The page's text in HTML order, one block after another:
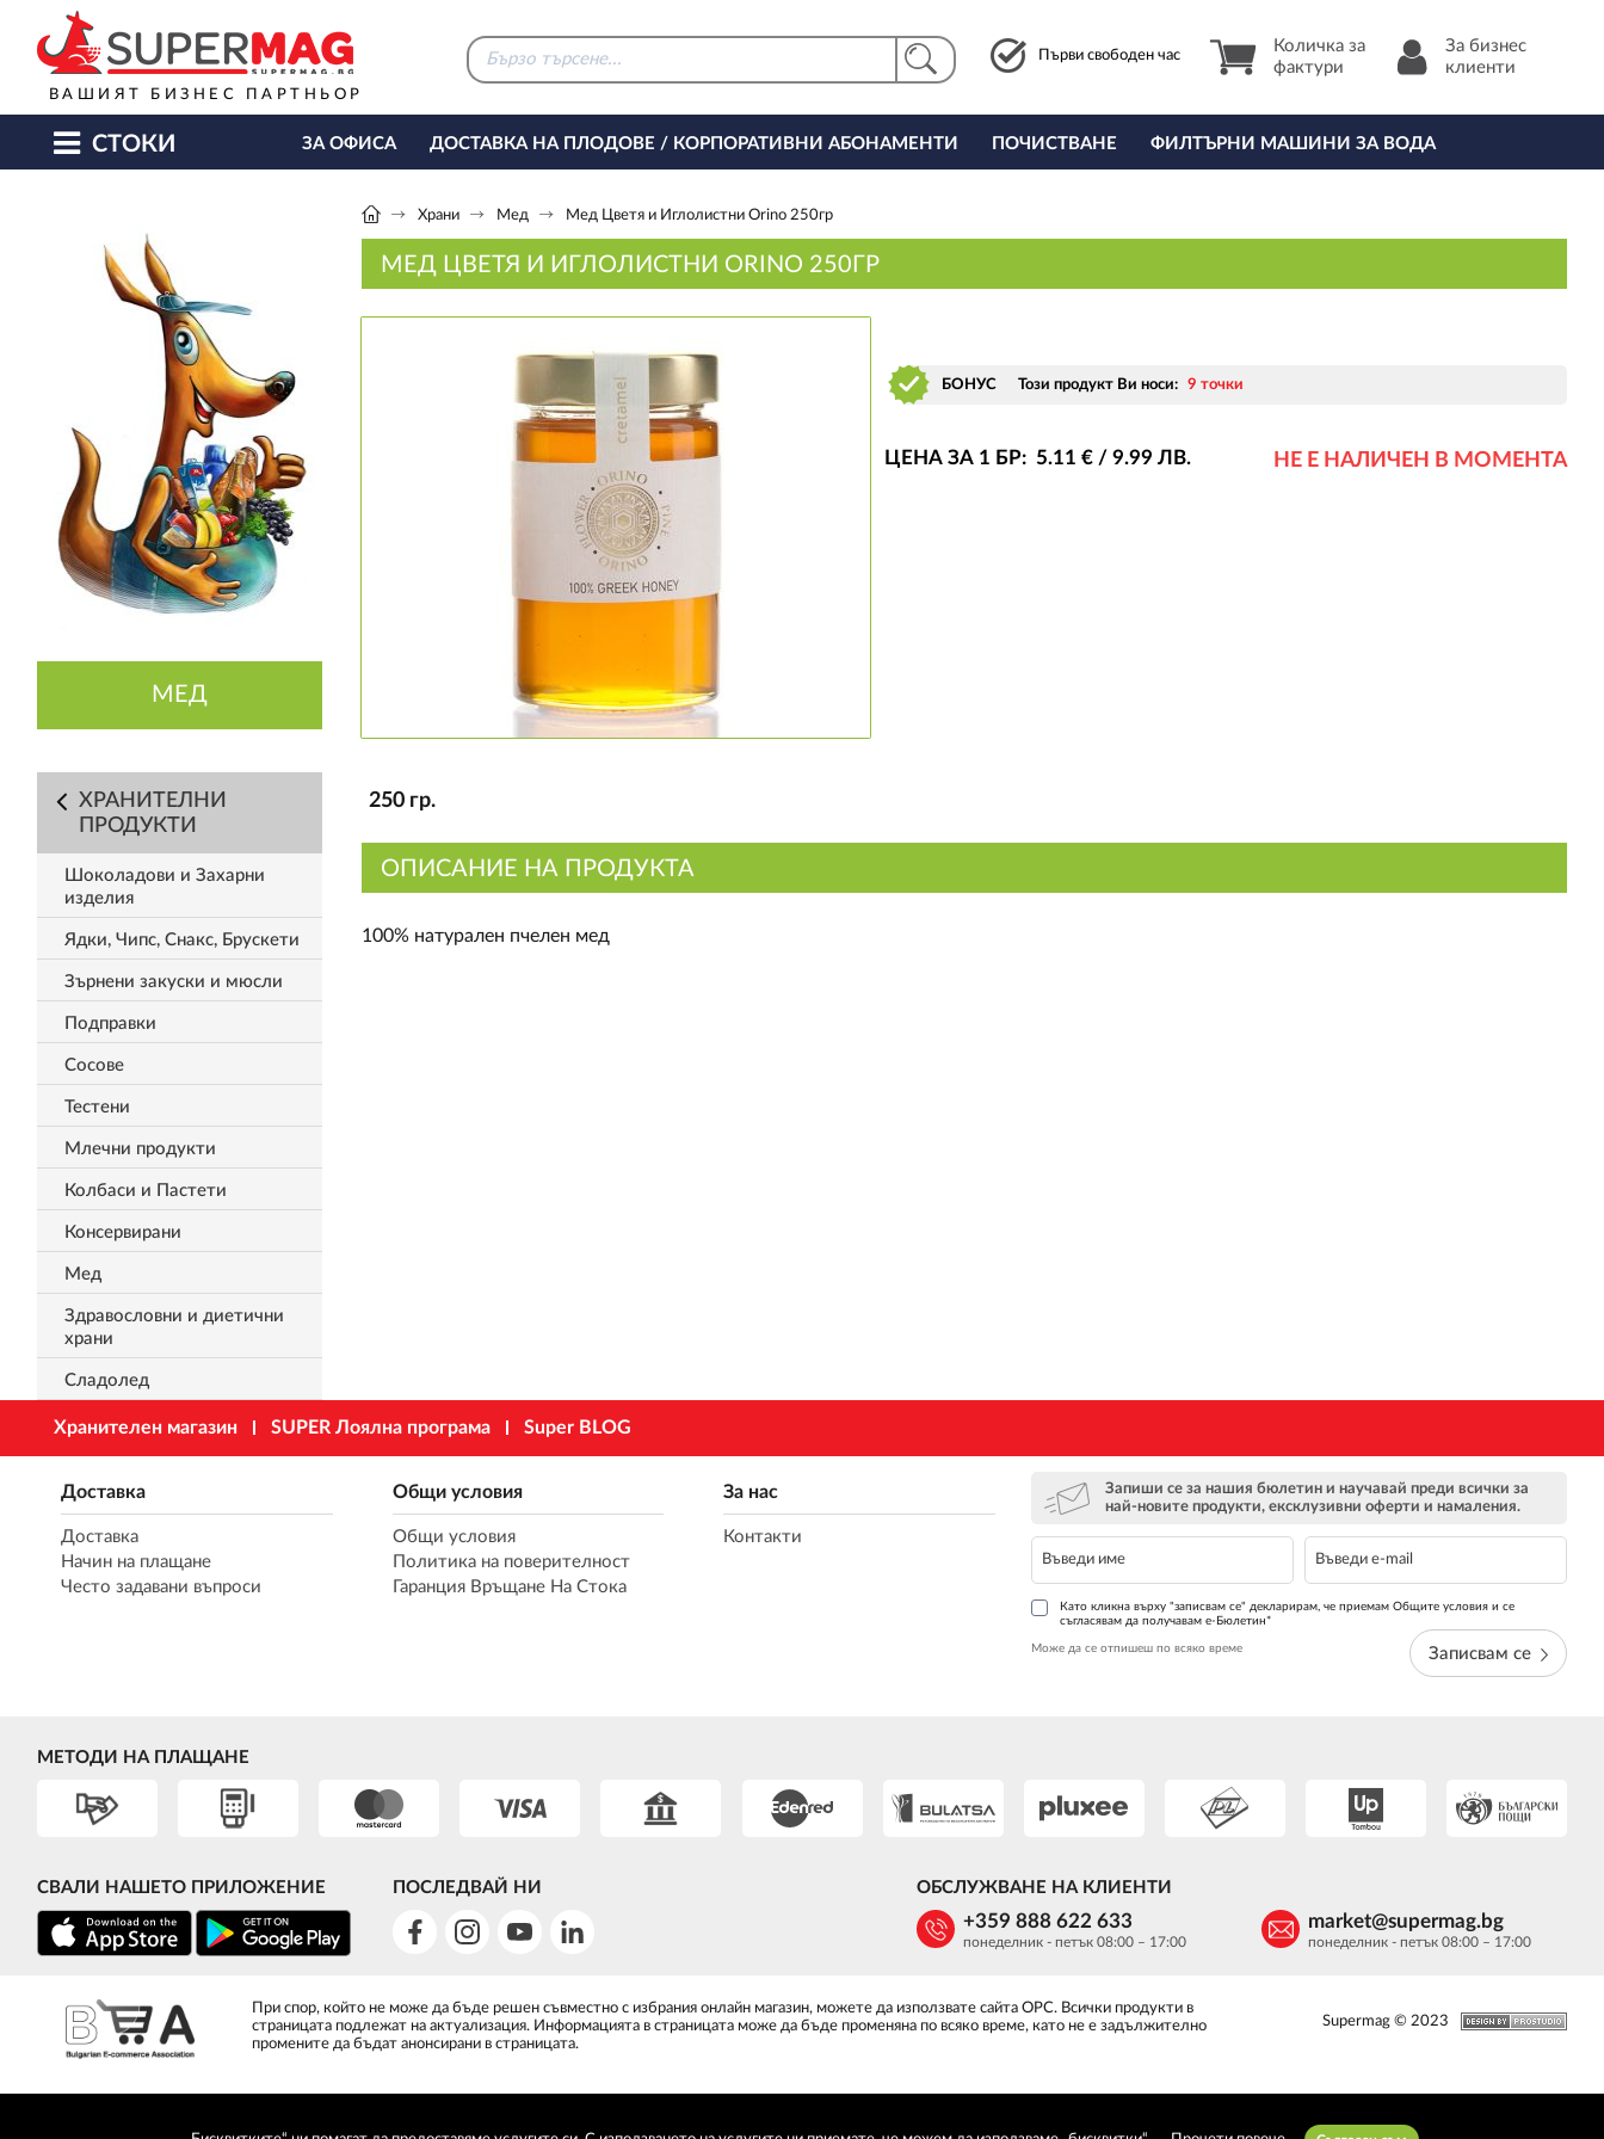
ВАШИЯТ БИЗНЕС ПАРТНЬОР
Първи свободен час
Количка за
фактури
За бизнес
клиенти
СТОКИ ЗА ОФИСА ДОСТАВКА НА ПЛОДОВЕ / КОРПОРАТИВНИ АБОНАМЕНТИ ПОЧИСТВАНЕ ФИЛТЪРНИ МАШИНИ ЗА ВОДА
МЕД
ХРАНИТЕЛНИ
ПРОДУКТИ
Шоколадови и Захарни
изделия
Ядки, Чипс, Снакс, Брускети
Зърнени закуски и мюсли
Подправки
Сосове
Тестени
Млечни продукти
Колбаси и Пастети
Консервирани
Мед
Здравословни и диетични
храни
Сладолед
Храни Мед Мед Цветя и Иглолистни Orino 250гр
МЕД ЦВЕТЯ И ИГЛОЛИСТНИ ORINO 250ГР
БОНУС Този продукт Ви носи: 9 точки
ЦЕНА ЗА 1 БР: 5.11 € / 9.99 ЛВ. НЕ Е НАЛИЧЕН В МОМЕНТА
250 гр.
ОПИСАНИЕ НА ПРОДУКТА
100% натурален пчелен мед
Хранителен магазин SUPER Лоялна програма Super BLOG
Доставка
Доставка
Начин на плащане
Често задавани въпроси
Общи условия
Общи условия
Политика на поверителност
Гаранция Връщане На Стока
За нас
Контакти
Запиши се за нашия бюлетин и научавай преди всички за
най-новите продукти, ексклузивни оферти и намаления.
Като кликна върху "записвам се" декларирам, че приемам Общите условия и се
съгласявам да получавам е-Бюлетин*
Може да се отпишеш по всяко време Записвам се
МЕТОДИ НА ПЛАЩАНЕ
СВАЛИ НАШЕТО ПРИЛОЖЕНИЕ ПОСЛЕДВАЙ НИ ОБСЛУЖВАНЕ НА КЛИЕНТИ
+359 888 622 633
понеделник - петък 08:00 – 17:00
market@supermag.bg
понеделник - петък 08:00 – 17:00
При спор, който не може да бъде решен съвместно с избрания онлайн магазин, можете да използвате сайта ОРС. Всички продукти в
страницата подлежат на актуализация. Информацията в страницата може да бъде променяна по всяко време, като не е задължително
промените да бъдат анонсирани в страницата.
Supermag © 2023